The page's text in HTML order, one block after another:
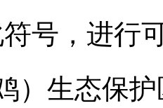
符号，进行
）生态保